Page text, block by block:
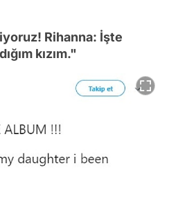
Rihanna: İşte
kızım."